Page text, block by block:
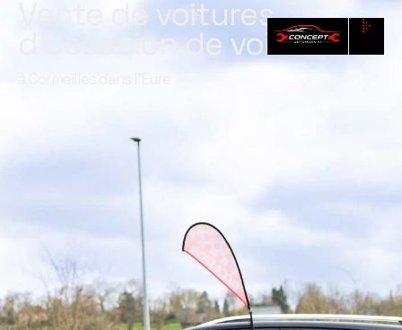
Vente de voitures
d’occasion de voitures